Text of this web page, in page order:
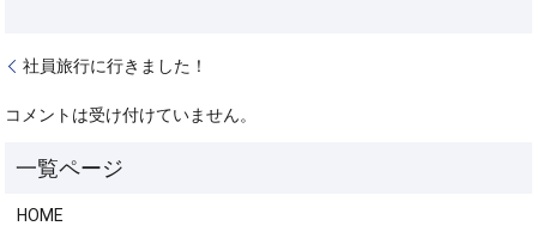
社員旅行に行きました！
コメントは受け付けていません。
HOME